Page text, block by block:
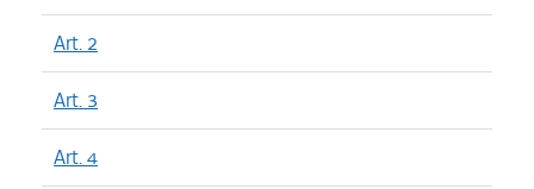
Art. 2
Art. 3
Art. 4